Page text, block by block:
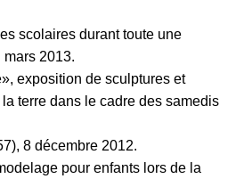
scolaires durant toute une
2013.
exposition de sculptures et
terre dans le cadre des samedis
8 décembre 2012.
pour enfants lors de la